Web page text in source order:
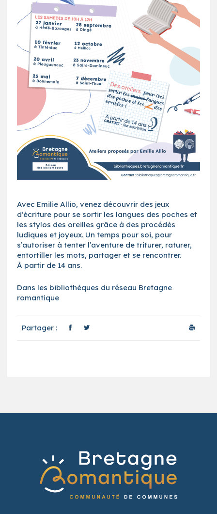
Avec Emilie Allio, venez découvrir des jeux
d’écriture pour se sortir les langues des poches et
les stylos des oreilles grâce à des procédés
ludiques et joyeux. Un temps pour soi, pour
s’autoriser à tenter l’aventure de triturer, raturer,
entortiller les mots, partager et se rencontrer.
À partir de 14 ans.
Dans les bibliothèques du réseau Bretagne
romantique
Partager :